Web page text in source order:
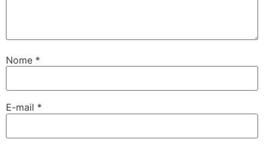
Nome *
E-mail *